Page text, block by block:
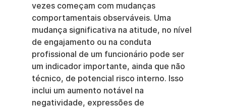
vezes começam com mudanças
comportamentais observáveis. Uma
mudança significativa na atitude, no nível
de engajamento ou na conduta
profissional de um funcionário pode ser
um indicador importante, ainda que não
técnico, de potencial risco interno. Isso
inclui um aumento notável na
negatividade, expressões de